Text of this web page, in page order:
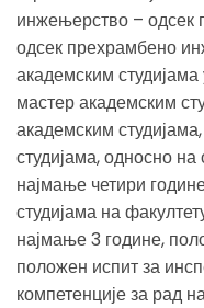
инжењерство – одсек
одсек прехрамбено
академским
мастер академским
академским
студијама, односно
најмање четири
студијама на
најмање 3 године,
положен испит за
компетенције за рад